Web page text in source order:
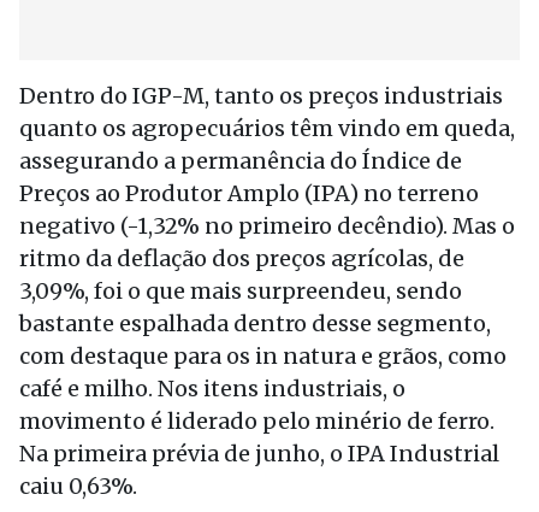
Dentro do IGP-M, tanto os preços industriais
quanto os agropecuários têm vindo em queda,
assegurando a permanência do Índice de
Preços ao Produtor Amplo (IPA) no terreno
negativo (-1,32% no primeiro decêndio). Mas o
ritmo da deflação dos preços agrícolas, de
3,09%, foi o que mais surpreendeu, sendo
bastante espalhada dentro desse segmento,
com destaque para os in natura e grãos, como
café e milho. Nos itens industriais, o
movimento é liderado pelo minério de ferro.
Na primeira prévia de junho, o IPA Industrial
caiu 0,63%.